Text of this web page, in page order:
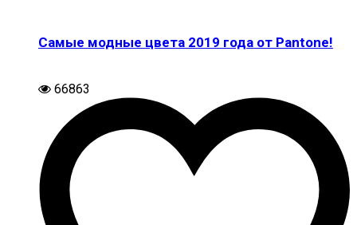
Самые модные цвета 2019 года от Pantone!
66863